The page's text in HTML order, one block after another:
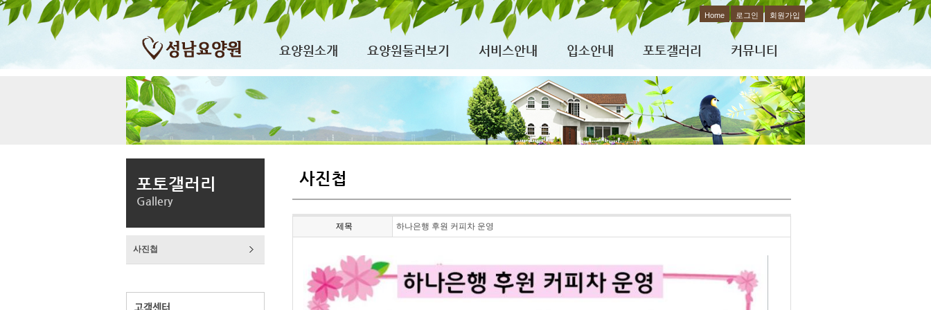
Home 로그인 회원가입
요양원소개 요양원둘러보기 서비스안내 입소안내 포토갤러리 커뮤니티
포토갤러리
Gallery
사진첩
사진첩
제목 하나은행 후원 커피차 운영